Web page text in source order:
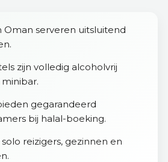
Oman serveren uitsluitend
zijn volledig alcoholvrij
gegarandeerd
bij halal-boeking.
reizigers, gezinnen en